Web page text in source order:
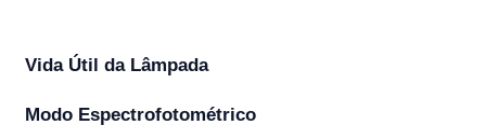
Vida Útil da Lâmpada
Modo Espectrofotométrico